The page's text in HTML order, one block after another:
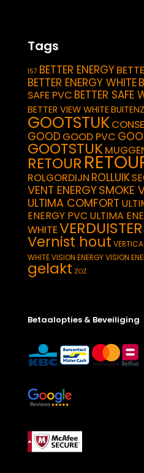
Tags
157 BETTER ENERGY
BETTER ENERGY WHITE
SAFE PVC BETTER SAFE
BETTER VIEW WHITE
GOOTSTUK
GOOD GOOD PVC
GOOTSTUK
RETOUR
ROLGORDIJN ROLLUIK
VENT ENERGYSMOKE
ULTIMA COMFORT
ENERGY PVC ULTIMA
WHITE
Vernist hout
WHITEVISION ENERGYVISION
gelakt ZOZ
Betaalopties & Beveiliging